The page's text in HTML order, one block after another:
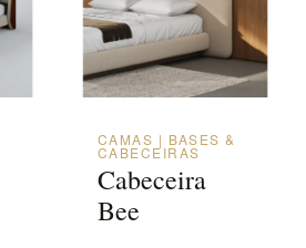
CAMAS | BASES &
CABECEIRAS
Cabeceira
Bee